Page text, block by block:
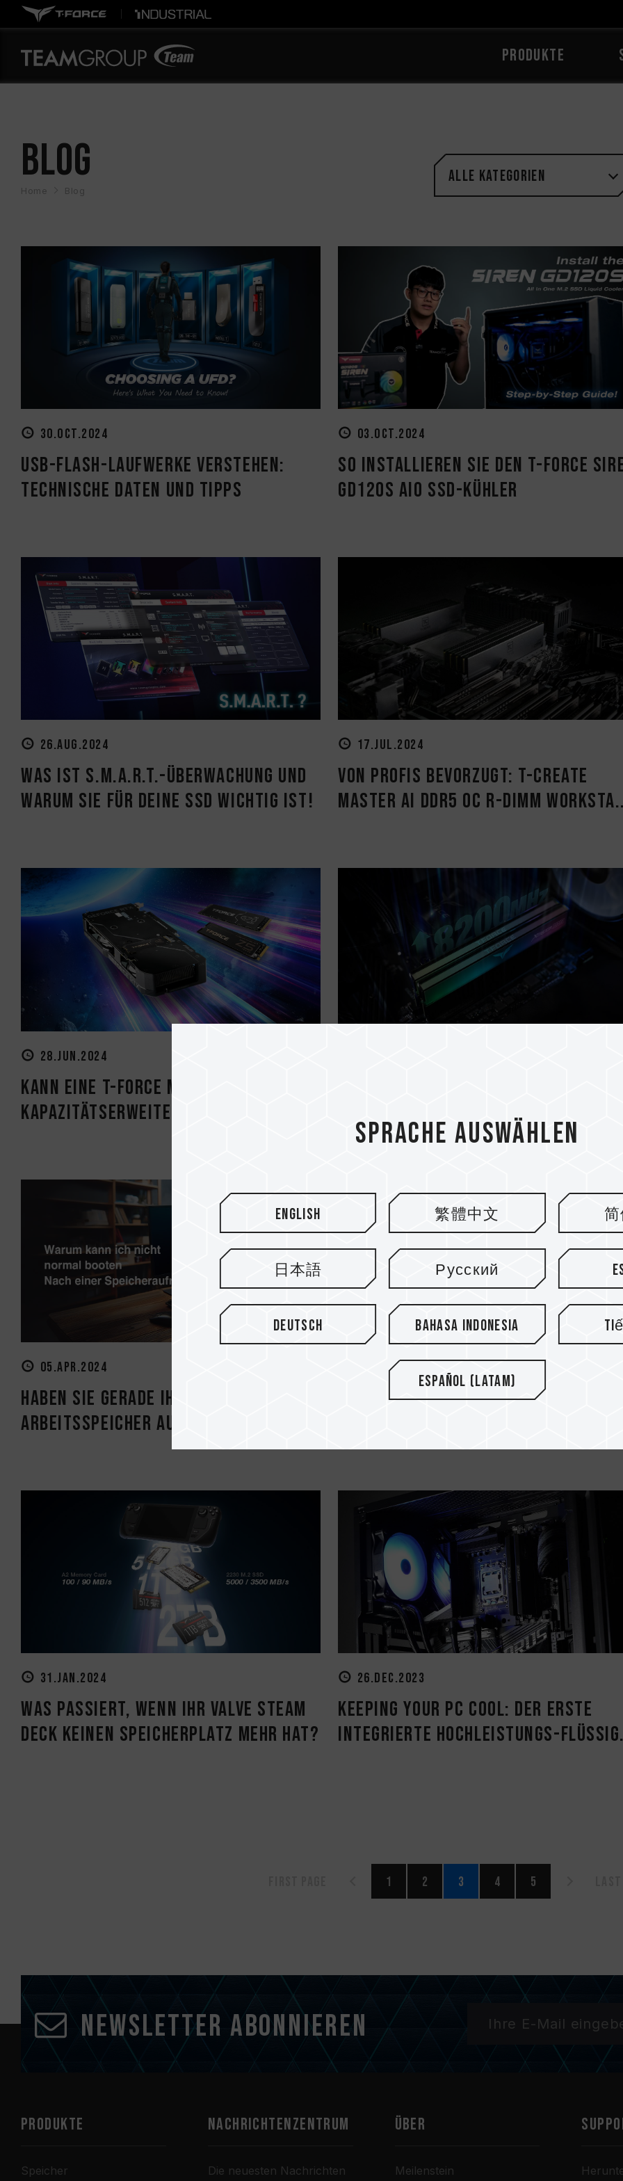
PRODUKTE
BLOG
Home Blog
Alle Kategorien
30.OCT.2024
USB-Flash-Laufwerke verstehen:
Technische Daten und Tipps
03.OCT.2024
So installieren Sie den T-FORCE
GD120S AIO SSD-Kühler
26.AUG.2024
Was ist S.M.A.R.T.-Überwachung und
warum sie für deine SSD wichtig ist!
17.JUL.2024
Von Profis bevorzugt: T-CREATE
MASTER Ai DDR5 OC R-DIMM
28.JUN.2024
Kann eine T-Force M.2 PCIe SSD zur
Kapazitätserweiterung auf einer G...
Motherboards und
05.APR.2024
Haben Sie gerade Ihren
Arbeitsspeicher aufgerüstet, aber...
18.MAR.2024
Was ist die IP-Klassifizierung für
31.JAN.2024
Was passiert, wenn Ihr Valve Steam
Deck keinen Speicherplatz mehr hat?
26.DEC.2023
Keeping Your PC Cool: Der erste
integrierte Hochleistungs-
1 2 3 4 5
Newsletter abonnieren
PRODUKTE
Speicher
Nachrichtenzentrum
Die neuesten Nachrichten
Über
Meilenstein
Sprache auswählen
English 繁體中文
日本語 Русский
Deutsch Bahasa Indonesia
Español (Latam)